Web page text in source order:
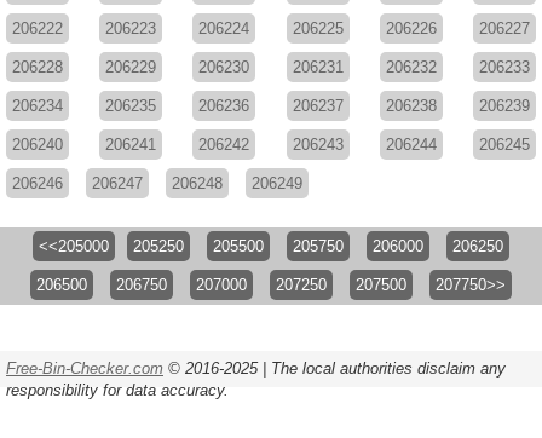
206222 206223 206224 206225 206226 206227
206228 206229 206230 206231 206232 206233
206234 206235 206236 206237 206238 206239
206240 206241 206242 206243 206244 206245
206246 206247 206248 206249
<<205000 205250 205500 205750 206000 206250
206500 206750 207000 207250 207500 207750>>
Free-Bin-Checker.com © 2016-2025 | The local authorities disclaim any
responsibility for data accuracy.